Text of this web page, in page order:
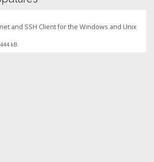
and SSH Client for the Windows and Unix
kB